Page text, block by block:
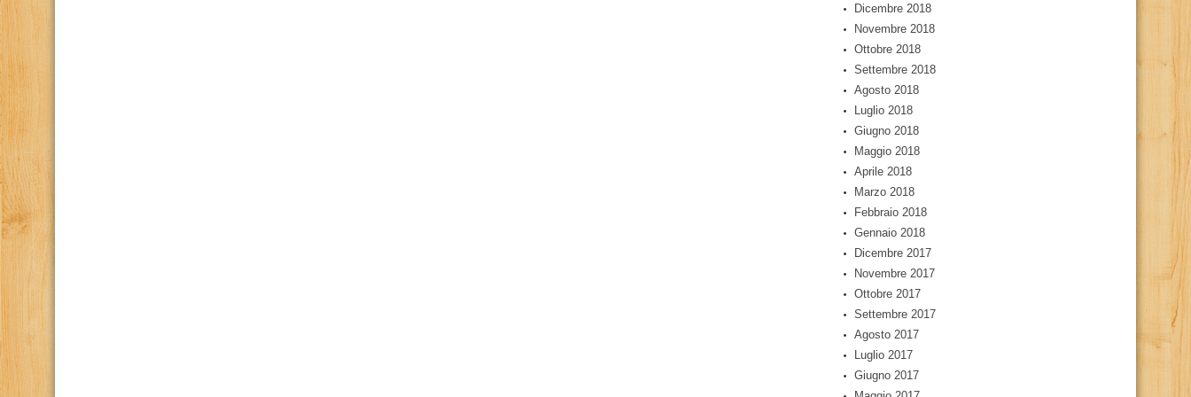
Dicembre 2018
Novembre 2018
Ottobre 2018
Settembre 2018
Agosto 2018
Luglio 2018
Giugno 2018
Maggio 2018
Aprile 2018
Marzo 2018
Febbraio 2018
Gennaio 2018
Dicembre 2017
Novembre 2017
Ottobre 2017
Settembre 2017
Agosto 2017
Luglio 2017
Giugno 2017